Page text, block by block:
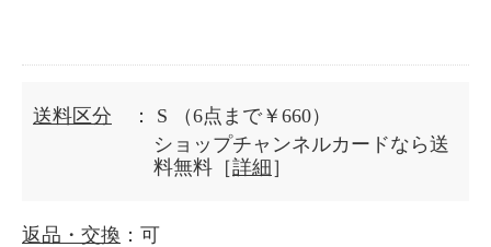
送料区分 ： S
（6点まで￥660）
ショップチャンネルカードなら送
料無料［詳細 ］
返品・交換 ：可